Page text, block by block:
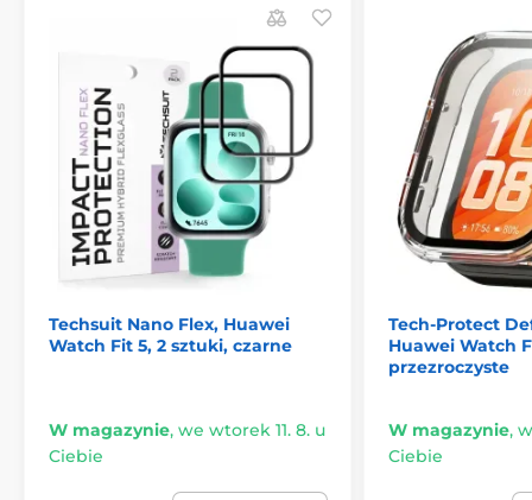
Techsuit Nano Flex, Huawei
Watch Fit 5, 2 sztuki, czarne
W magazynie, we wtorek 11. 8. u
Ciebie
Tech-Protect
Huawei Watch
przezroczyste
W magazynie,
Ciebie